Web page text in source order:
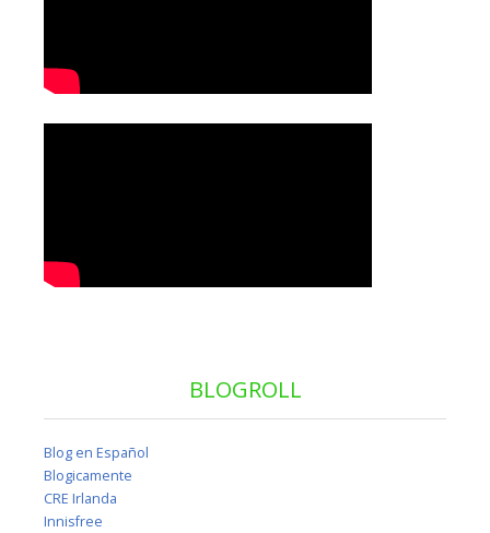
BLOGROLL
Blog en Español
Blogicamente
CRE Irlanda
Innisfree